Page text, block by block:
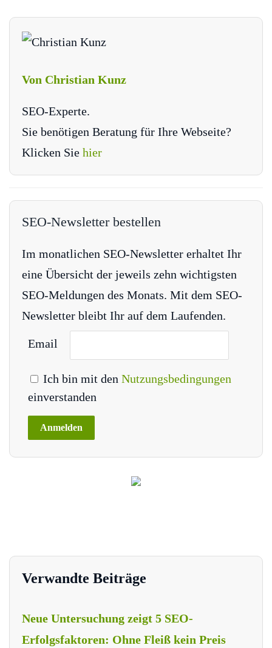
Von Christian Kunz
SEO-Experte.
Sie benötigen Beratung für Ihre Webseite?
Klicken Sie hier
SEO-Newsletter bestellen
Im monatlichen SEO-Newsletter erhaltet Ihr
eine Übersicht der jeweils zehn wichtigsten
SEO-Meldungen des Monats. Mit dem SEO-
Newsletter bleibt Ihr auf dem Laufenden.
Email
Ich bin mit den Nutzungsbedingungen
einverstanden
Verwandte Beiträge
Neue Untersuchung zeigt 5 SEO-
Erfolgsfaktoren: Ohne Fleiß kein Preis